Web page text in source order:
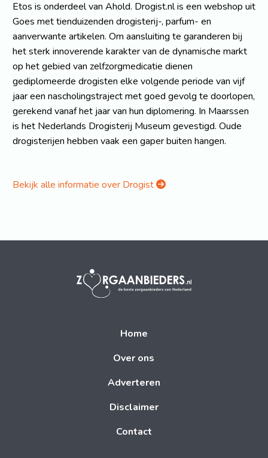
Etos is onderdeel van Ahold. Drogist.nl is een webshop uit
Goes met tienduizenden drogisterij-, parfum- en
aanverwante artikelen. Om aansluiting te garanderen bij
het sterk innoverende karakter van de dynamische markt
op het gebied van zelfzorgmedicatie dienen
gediplomeerde drogisten elke volgende periode van vijf
jaar een nascholingstraject met goed gevolg te doorlopen,
gerekend vanaf het jaar van hun diplomering. In Maarssen
is het Nederlands Drogisterij Museum gevestigd. Oude
drogisterijen hebben vaak een gaper buiten hangen.
Bekijk alle informatie over Drogist
Home
Over ons
Adverteren
Disclaimer
Contact